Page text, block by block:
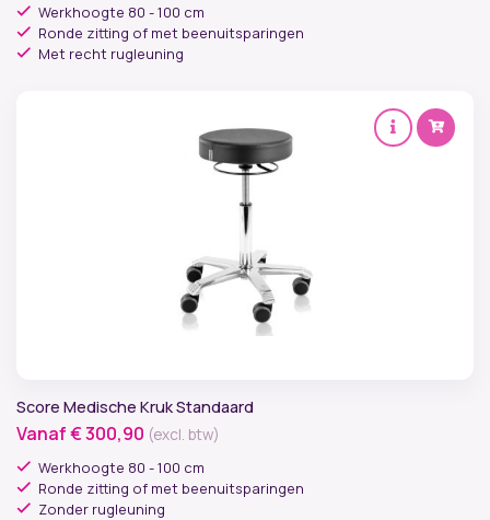
Werkhoogte 80 - 100 cm
Ronde zitting of met beenuitsparingen
Met recht rugleuning
Score Medische Kruk Standaard
Vanaf€300,90 (excl. btw)
Werkhoogte 80 - 100 cm
Ronde zitting of met beenuitsparingen
Zonder rugleuning